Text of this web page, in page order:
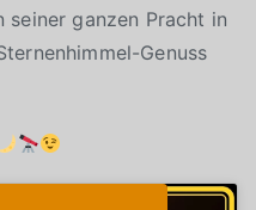
seiner ganzen Pracht in
Genuss